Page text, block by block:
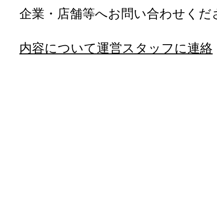
企業・店舗等へお問い合わせくだ
内容について運営スタッフに連絡